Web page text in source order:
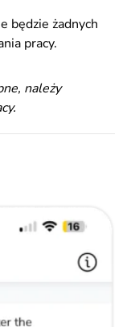
będzie żadnych
pracy.
należy